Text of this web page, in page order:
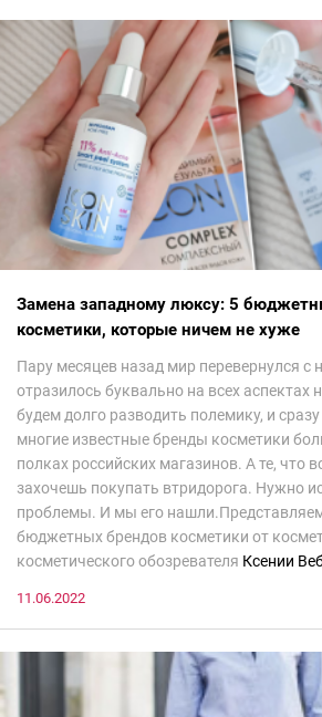
Замена западному люксу: 5
косметики, которые ничем не хуже
Пару месяцев назад мир перевернулся с
отразилось буквально на всех аспектах
будем долго разводить полемику, и
многие известные бренды косметики
полках российских магазинов. А те, что
захочешь покупать втридорога. Нужно
проблемы. И мы его
бюджетных брендов косметики от
косметического обозревателя Ксении
11.06.2022